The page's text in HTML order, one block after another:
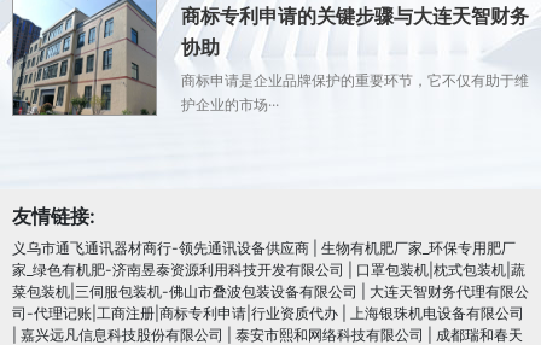
商标专利申请的关键步骤与大连天智财务
协助
商标申请是企业品牌保护的重要环节，它不仅有助于维
护企业的市场···
友情链接:
义乌市通飞通讯器材商行-领先通讯设备供应商
生物有机肥厂家_环保专用肥厂
家_绿色有机肥-济南昱泰资源利用科技开发有限公司
口罩包装机|枕式包装机|蔬
菜包装机|三伺服包装机-佛山市叠波包装设备有限公司
大连天智财务代理有限公
司-代理记账|工商注册|商标专利申请|行业资质代办
上海银珠机电设备有限公司
嘉兴远凡信息科技股份有限公司 泰安市熙和网络科技有限公司
成都瑞和春天